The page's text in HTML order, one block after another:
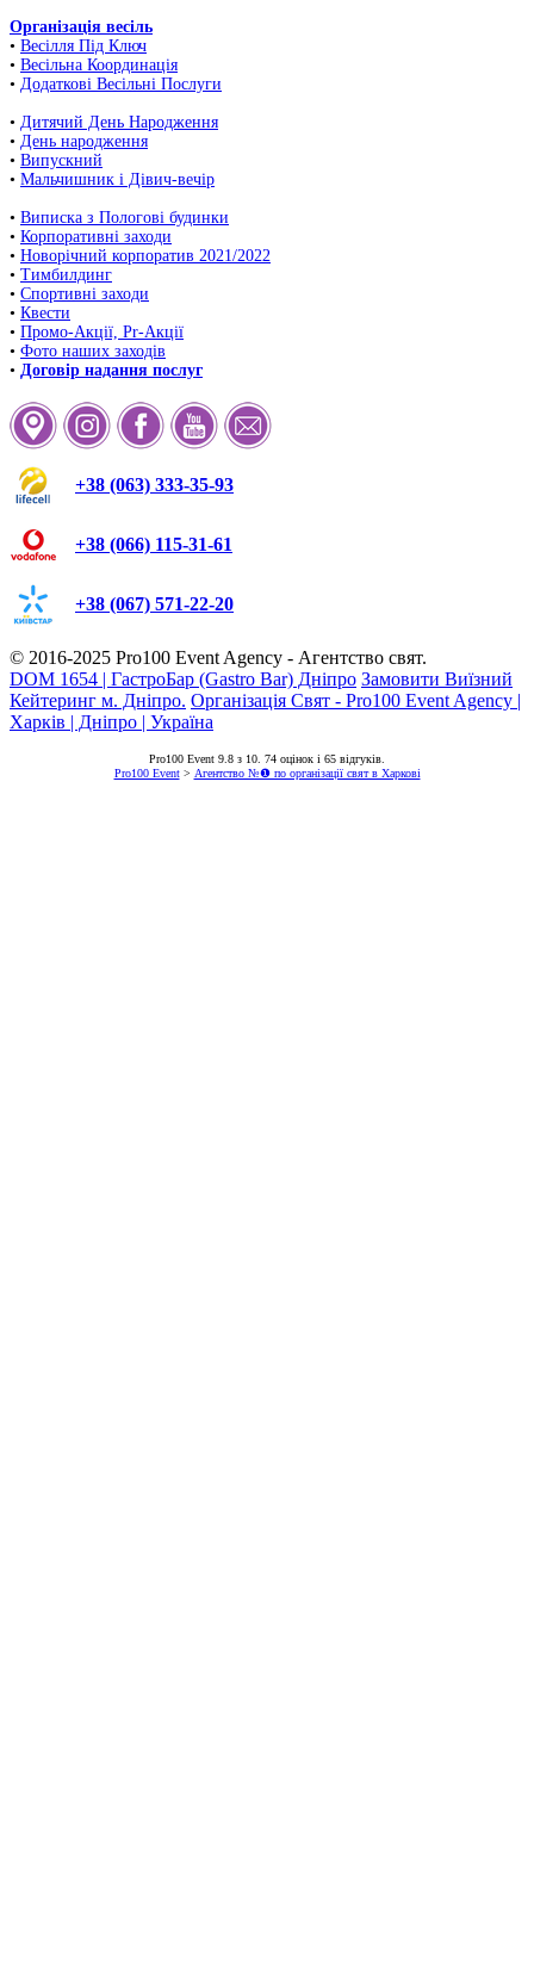
Організація весіль
• Весілля Під Ключ
• Весільна Координація
• Додаткові Весільні Послуги
• Дитячий День Народження
• День народження
• Випускний
• Мальчишник і Дівич-вечір
• Виписка з Пологові будинки
• Корпоративні заходи
• Новорічний корпоратив 2021/2022
• Тимбилдинг
• Спортивні заходи
• Квести
• Промо-Акції, Pr-Акції
• Фото наших заходів
• Договір надання послуг
+38 (063) 333-35-93
+38 (066) 115-31-61
+38 (067) 571-22-20
© 2016-2025 Pro100 Event Agency - Агентство свят.
DOM 1654 | ГастроБар (Gastro Bar) Дніпро Замовити Виїзний
Кейтеринг м. Дніпро. Організація Свят - Pro100 Event Agency |
Харків | Дніпро | Україна
Pro100 Event 9.8 з 10. 74 оцінок і 65 відгуків.
Pro100 Event> Агентство №❶ по організації свят в Харкові